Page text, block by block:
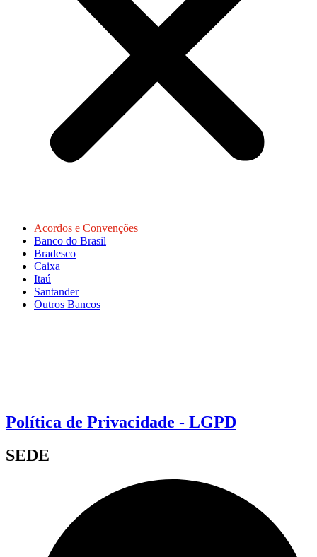
Acordos e Convenções
Banco do Brasil
Bradesco
Caixa
Itaú
Santander
Outros Bancos
Política de Privacidade - LGPD
SEDE